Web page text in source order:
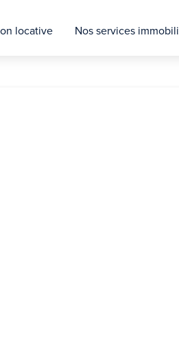
locative Nos services